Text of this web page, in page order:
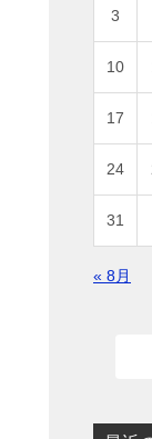
3
10
17
24
31
« 8月